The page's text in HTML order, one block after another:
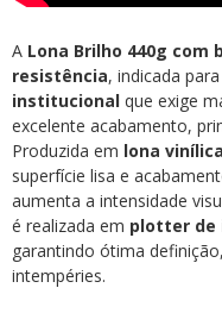
A Lona Brilho 440g com
resistência, indicada para
institucional que exige
excelente acabamento,
Produzida em lona
superfície lisa e
aumenta a intensidade
é realizada em plotter de
garantindo ótima
intempéries.